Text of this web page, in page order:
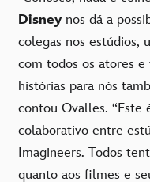
Disney nos dá a
colegas nos estúdios,
com todos os atores e
histórias para nós
contou Ovalles.
colaborativo entre
Imagineers. Todos
quanto aos filmes e